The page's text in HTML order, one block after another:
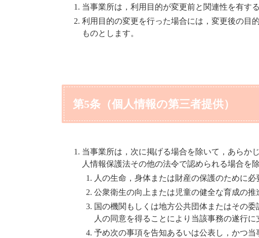
当事業所は，利用目的が変更前と関連性を有す
利用目的の変更を行った場合には，変更後の目
ものとします。
第5条（個人情報の第三者提供）
当事業所は，次に掲げる場合を除いて，あらか
人情報保護法その他の法令で認められる場合を除
人の生命，身体または財産の保護のために
公衆衛生の向上または児童の健全な育成の
国の機関もしくは地方公共団体またはその
人の同意を得ることにより当該事務の遂行
予め次の事項を告知あるいは公表し，かつ